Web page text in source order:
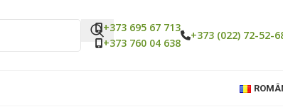
+373 695 67 713
+373 760 04 638
+373 (022) 72-52-